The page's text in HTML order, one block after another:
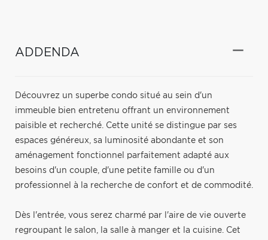
ADDENDA
Découvrez un superbe condo situé au sein d'un
immeuble bien entretenu offrant un environnement
paisible et recherché. Cette unité se distingue par ses
espaces généreux, sa luminosité abondante et son
aménagement fonctionnel parfaitement adapté aux
besoins d'un couple, d'une petite famille ou d'un
professionnel à la recherche de confort et de commodité.
Dès l'entrée, vous serez charmé par l'aire de vie ouverte
regroupant le salon, la salle à manger et la cuisine. Cet